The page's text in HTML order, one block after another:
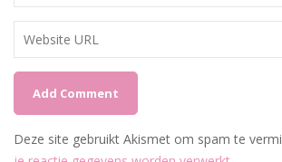
Deze site gebruikt Akismet om spam te